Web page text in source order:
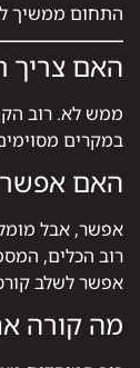
התחום ממשיך
האם צריך
ממש לא. רוב
במקרים
האם אפשר
אפשר, אבל
רוב הכלים,
אפשר לשלב
מה קורה